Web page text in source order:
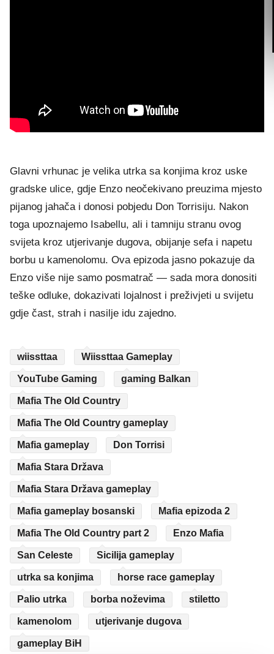
Glavni vrhunac je velika utrka sa konjima kroz uske
gradske ulice, gdje Enzo neočekivano preuzima mjesto
pijanog jahača i donosi pobjedu Don Torrisiju. Nakon
toga upoznajemo Isabellu, ali i tamniju stranu ovog
svijeta kroz utjerivanje dugova, obijanje sefa i napetu
borbu u kamenolomu. Ova epizoda jasno pokazuje da
Enzo više nije samo posmatrač — sada mora donositi
teške odluke, dokazivati lojalnost i preživjeti u svijetu
gdje čast, strah i nasilje idu zajedno.
wiissttaa Wiissttaa Gameplay
YouTube Gaming gaming Balkan
Mafia The Old Country
Mafia The Old Country gameplay
Mafia gameplay Don Torrisi
Mafia Stara Država
Mafia Stara Država gameplay
Mafia gameplay bosanski Mafia epizoda 2
Mafia The Old Country part 2 Enzo Mafia
San Celeste Sicilija gameplay
utrka sa konjima horse race gameplay
Palio utrka borba noževima stiletto
kamenolom utjerivanje dugova
gameplay BiH